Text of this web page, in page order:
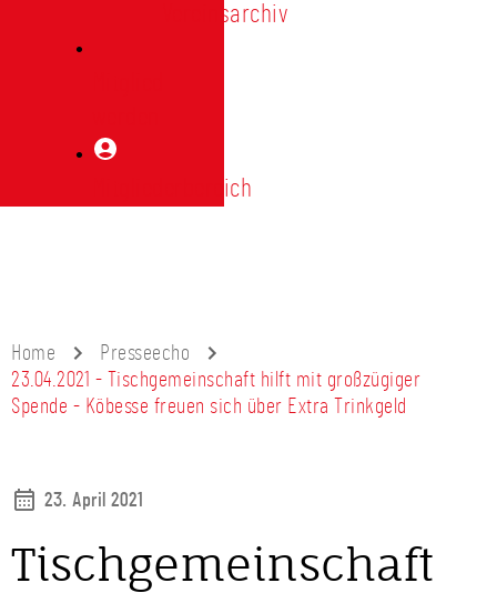
Vereinsarchiv
Mitgliederbereich
Home
Presseecho
23.04.2021 - Tischgemeinschaft hilft mit großzügiger
Spende - Köbesse freuen sich über Extra Trinkgeld
23. April 2021
Tischgemeinschaft